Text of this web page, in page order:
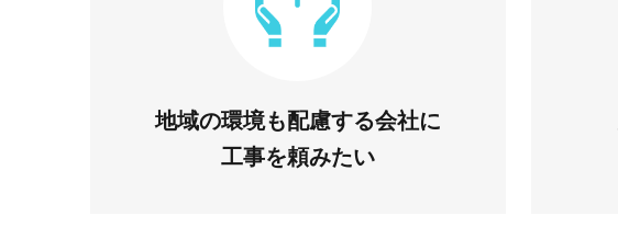
地域の環境も配慮する会社に
工事を頼みたい